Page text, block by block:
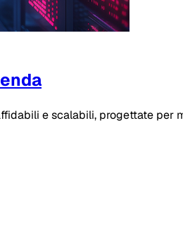
e scalabili, progettate per